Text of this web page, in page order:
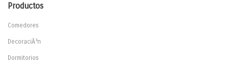
Productos
Comedores
DecoraciÃ³n
Dormitorios